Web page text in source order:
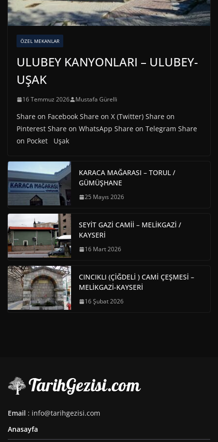
ÖZEL MEKANLAR
ULUBEY KANYONLARI – ULUBEY-
UŞAK
16 Temmuz 2026 Mustafa Gürelli
Share on Facebook Share on X (Twitter) Share on
Pinterest Share on WhatsApp Share on Telegram Share
on Pocket Uşak
KARACA MAĞARASI – TORUL /
GÜMÜŞHANE
25 Mayıs 2026
SEYİT GAZİ CAMİİ – MELİKGAZİ /
KAYSERİ
16 Mart 2026
CINCIKLI (ÇİĞDELİ ) CAMİ ÇEŞMESİ –
MELİKGAZİ-KAYSERİ
16 Şubat 2026
Email : info@tarihgezisi.com
Anasayfa